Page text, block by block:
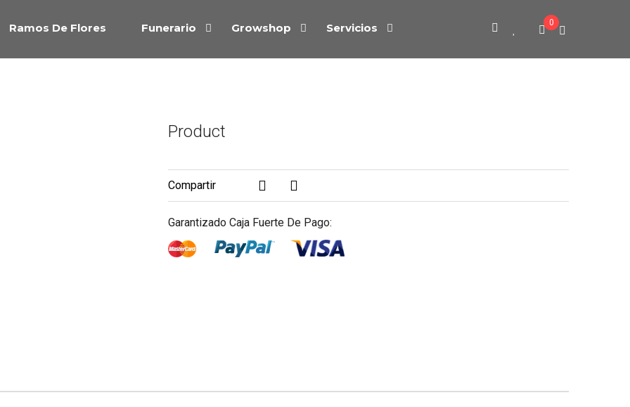
Ramos De Flores Funerario Growshop Servicios 0
Product
Compartir
Garantizado Caja Fuerte De Pago: